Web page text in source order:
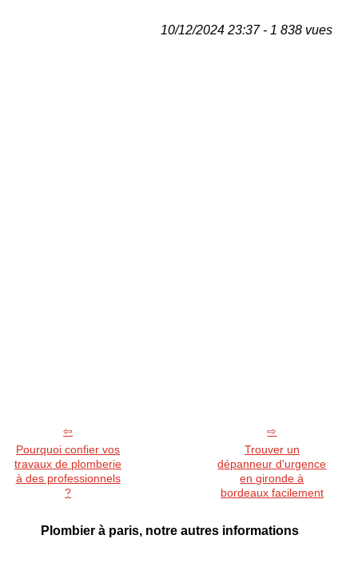
10/12/2024 23:37 - 1 838 vues
Pourquoi confier vos
travaux de plomberie
à des professionnels
?
Trouver un
dépanneur d'urgence
en gironde à
bordeaux facilement
Plombier à paris, notre autres informations